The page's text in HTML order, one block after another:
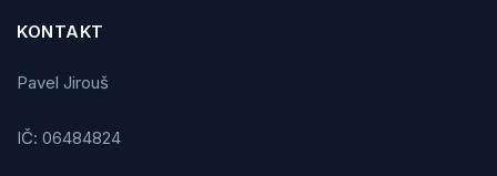
KONTAKT
Pavel Jirouš
IČ: 06484824